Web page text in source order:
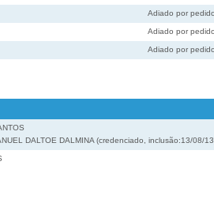
Adiado por
Adiado por
Adiado por
DALTOE DALMINA (credenciado, inclusão:13/08/